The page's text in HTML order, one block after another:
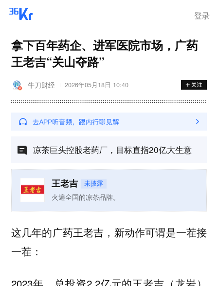
登录
拿下百年药企、进军医院市场，广药
王老吉“关山夺路”
牛刀财经 2026年05月18日 10:40
凉茶巨头控股老药厂，目标直指20亿大生意
王老吉 未披露
火遍全国的凉茶品牌。
这几年的广药王老吉，新动作可谓是一茬接
一茬：